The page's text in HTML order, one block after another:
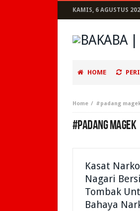
KAMIS, 6 AGUSTUS
HOME
Home #padang
#PADANG MAGEK
Kasat
Nagari
Tombak
Bahaya